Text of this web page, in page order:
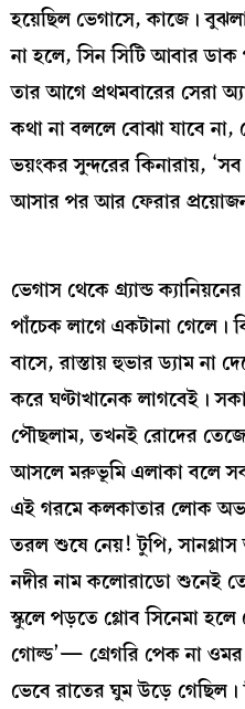
হয়েছিল ভেগাসে, কাজে।
না হলে, সিন সিটি আবার ডাক
তার আগে প্রথমবারের সেরা
কথা না বললে বোঝা যাবে
ভয়ংকর সুন্দরের কিনারায়,
আসার পর আর ফেরার
ভেগাস থেকে গ্র্যান্ড
পাঁচেক লাগে একটানা গেলে।
বাসে, রাস্তায় হুভার ড্যাম না
করে ঘণ্টাখানেক লাগবেই।
পৌছলাম, তখনই রোদের তেজে
আসলে মরুভূমি এলাকা বলে
এই গরমে কলকাতার লোক
তরল শুষে নেয়! টুপি, সানগ্লাস
নদীর নাম কলোরাডো শুনেই
স্কুলে পড়তে গ্লোব সিনেমা হলে
গোল্ড’— গ্রেগরি পেক না
ভেবে রাতের ঘুম উড়ে